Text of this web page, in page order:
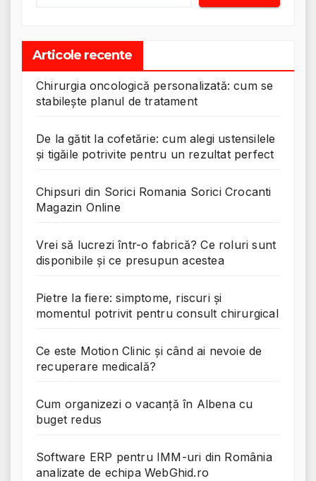
Articole recente
Chirurgia oncologică personalizată: cum se
stabilește planul de tratament
De la gătit la cofetărie: cum alegi ustensilele
și tigăile potrivite pentru un rezultat perfect
Chipsuri din Sorici Romania Sorici Crocanti
Magazin Online
Vrei să lucrezi într-o fabrică? Ce roluri sunt
disponibile și ce presupun acestea
Pietre la fiere: simptome, riscuri și
momentul potrivit pentru consult chirurgical
Ce este Motion Clinic și când ai nevoie de
recuperare medicală?
Cum organizezi o vacanță în Albena cu
buget redus
Software ERP pentru IMM-uri din România
analizate de echipa WebGhid.ro